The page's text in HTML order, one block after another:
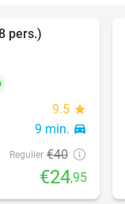
pers.)
9.5 star
9 min. directions_car
Regulier €40
€24,95